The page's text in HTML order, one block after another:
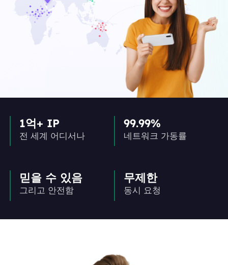
1억+ IP
전 세계 어디서나
99.99%
네트워크 가동률
믿을 수 있음
그리고 안전함
무제한
동시 요청